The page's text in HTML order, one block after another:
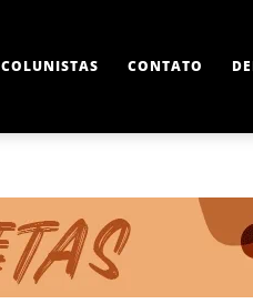
COLUNISTAS CONTATO